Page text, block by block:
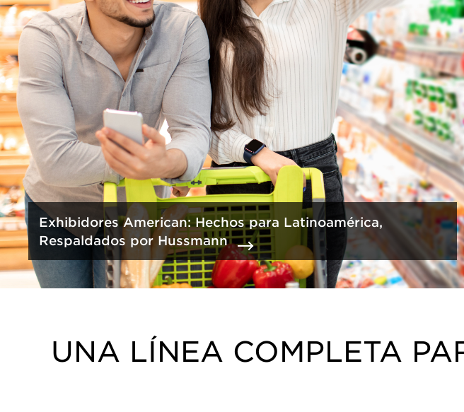
Exhibidores American: Hechos para Latinoamérica,
Respaldados por Hussmann
UNA LÍNEA COMPLETA